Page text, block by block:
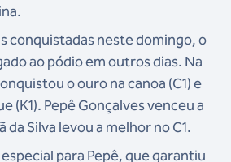
conquistadas neste domingo, o
ao pódio em outros dias. Na
o ouro na canoa (C1) e
(K1). Pepê Gonçalves venceu a
da Silva levou a melhor no C1.
para Pepê, que garantiu